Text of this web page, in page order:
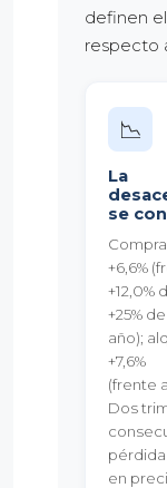
definen
respecto
📉
La
se
+6,6%
+12,0%
+25%
año);
+7,6%
(frente
Dos
pérdida
en